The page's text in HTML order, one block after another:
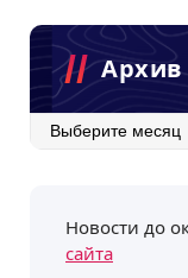
Архив
Новости до
сайта